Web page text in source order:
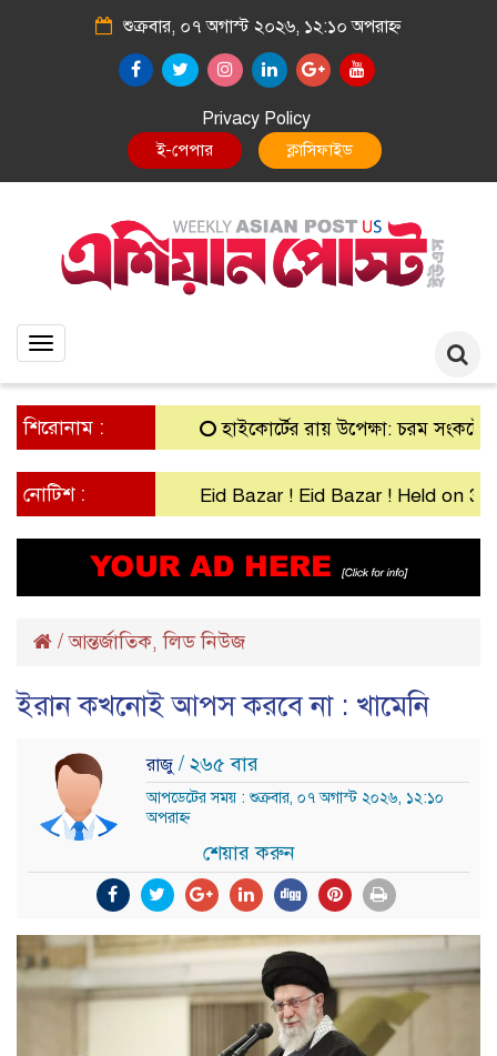
শুক্রবার, ০৭ অগাস্ট ২০২৬, ১২:১০ অপরাহ্ন
Privacy Policy
E-Paper Classified
Toggle
শিরোনাম : হাইকোর্টের রায় উপেক্ষা: চরম সংকটে
নোটিশ : Eid Bazar ! Eid Bazar ! Held on 30th
/আন্তর্জাতিক,লিড নিউজ
ইরান কখনোই আপস করবে না : খামেনি
রাজু / ২৬৫ বার
আপডেটের সময় : শুক্রবার, ০৭ অগাস্ট ২০২৬, ১২:১০
অপরাহ্ন
শেয়ার করুন